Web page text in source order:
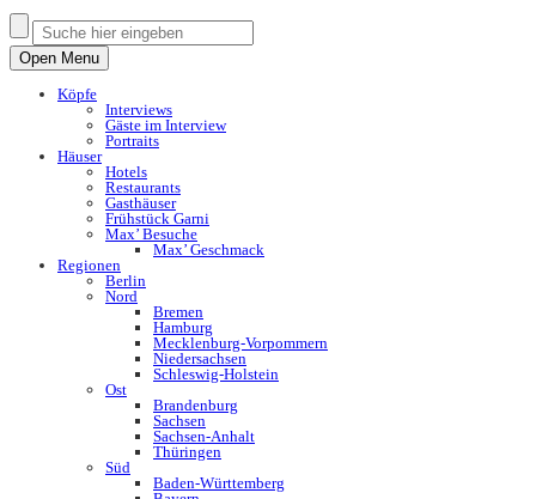
Open Menu
Köpfe
Interviews
Gäste im Interview
Portraits
Häuser
Hotels
Restaurants
Gasthäuser
Frühstück Garni
Max’ Besuche
Max’ Geschmack
Regionen
Berlin
Nord
Bremen
Hamburg
Mecklenburg-Vorpommern
Niedersachsen
Schleswig-Holstein
Ost
Brandenburg
Sachsen
Sachsen-Anhalt
Thüringen
Süd
Baden-Württemberg